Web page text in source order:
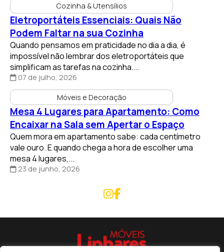
Cozinha & Utensílios
Eletroportáteis Essenciais: Quais Não
Podem Faltar na sua Cozinha
Quando pensamos em praticidade no dia a dia, é
impossível não lembrar dos eletroportáteis que
simplificam as tarefas na cozinha....
07 de julho, 2026
Móveis e Decoração
Mesa 4 Lugares para Apartamento: Como
Encaixar na Sala sem Apertar o Espaço
Quem mora em apartamento sabe: cada centímetro
vale ouro. E quando chega a hora de escolher uma
mesa 4 lugares,...
23 de junho, 2026